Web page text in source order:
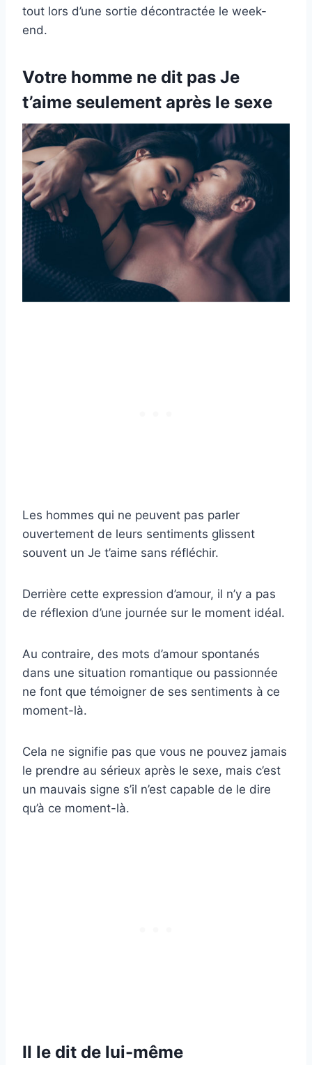
tout lors d’une sortie décontractée le week-
end.
Votre homme ne dit pas Je
t’aime seulement après le sexe
Les hommes qui ne peuvent pas parler
ouvertement de leurs sentiments glissent
souvent un Je t’aime sans réfléchir.
Derrière cette expression d’amour, il n’y a pas
de réflexion d’une journée sur le moment idéal.
Au contraire, des mots d’amour spontanés
dans une situation romantique ou passionnée
ne font que témoigner de ses sentiments à ce
moment-là.
Cela ne signifie pas que vous ne pouvez jamais
le prendre au sérieux après le sexe, mais c’est
un mauvais signe s’il n’est capable de le dire
qu’à ce moment-là.
Il le dit de lui-même